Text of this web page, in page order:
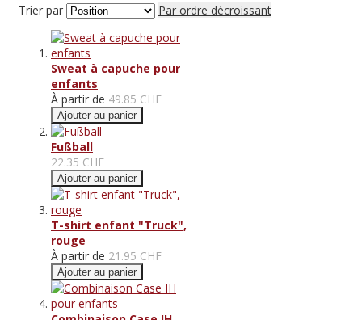
Trier par
Par ordre décroissant
Sweat à capuche pour
enfants
À partir de 49.85 CHF
Ajouter au panier
Fußball
22.35 CHF
Ajouter au panier
T-shirt enfant "Truck",
rouge
À partir de 21.95 CHF
Ajouter au panier